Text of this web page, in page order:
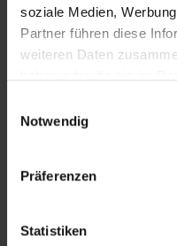
soziale Medien,
Partner führen diese
weiteren Daten
Notwendig
Präferenzen
Statistiken